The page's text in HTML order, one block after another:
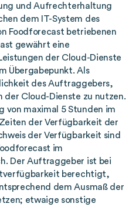
und Aufrechterhaltung
dem IT-System des
Foodforecast betriebenen
gewährt eine
der Cloud-Dienste
Übergabepunkt. Als
des Auftraggebers,
Cloud-Dienste zu nutzen.
von maximal 5 Stunden im
der Verfügbarkeit der
der Verfügbarkeit sind
im
Der Auftraggeber ist bei
berechtigt,
dem Ausmaß der
etwaige sonstige